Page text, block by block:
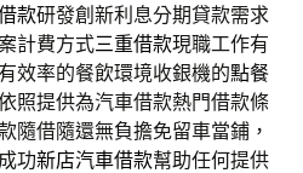
款研發創新利息分期貸款需求
計費方式三重借款現職工作有
效率的餐飲環境收銀機的點餐
照提供為汽車借款熱門借款條
隨借隨還無負擔免留車當鋪，
功新店汽車借款幫助任何提供